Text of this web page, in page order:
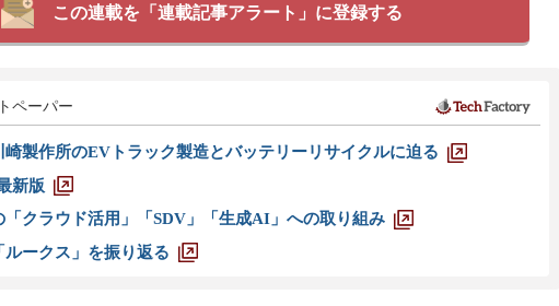
この連載を「連載記事アラート」に登録する
ペーパー
崎製作所のEVトラック製造とバッテリーリサイクルに迫る
新版
「クラウド活用」「SDV」「生成AI」への取り組み
ルークス」を振り返る